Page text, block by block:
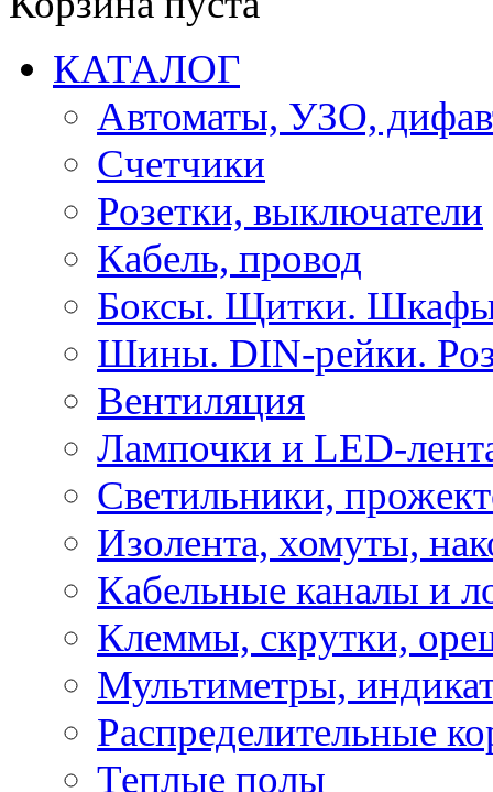
КАТАЛОГ
Автоматы, УЗО,
Счетчики
Розетки, выключатели
Кабель, провод
Боксы. Щитки.
Шины. DIN-рейки.
Вентиляция
Лампочки и LED-
Светильники,
Изолента, хомуты,
Кабельные каналы и
Клеммы, скрутки,
Мультиметры,
Распределительные
Теплые полы